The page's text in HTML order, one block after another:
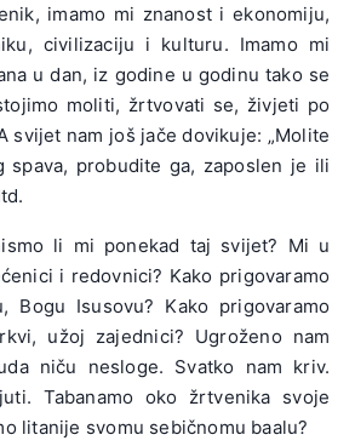
imamo mi znanost i ekonomiju,
civilizaciju i kulturu. Imamo mi
u dan, iz godine u godinu tako se
moliti, žrtvovati se, živjeti po
svijet nam još jače dovikuje: „Molite
spava, probudite ga, zaposlen je ili
li mi ponekad taj svijet? Mi u
i redovnici? Kako prigovaramo
Bogu Isusovu? Kako prigovaramo
užoj zajednici? Ugroženo nam
niču nesloge. Svatko nam kriv.
Tabanamo oko žrtvenika svoje
litanije svomu sebičnomu baalu?